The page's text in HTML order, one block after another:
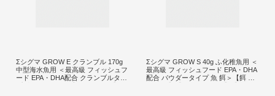
Σシグマ GROW E クランブル 170g
中型海水魚用 ＜最高級 フィッシュフ
ード EPA・DHA配合 クランブルタイ
Σシグマ GROW S 40g ふ化稚魚用 ＜
最高級 フィッシュフード EPA・DHA
配合 パウダータイプ 魚 餌＞【餌 え